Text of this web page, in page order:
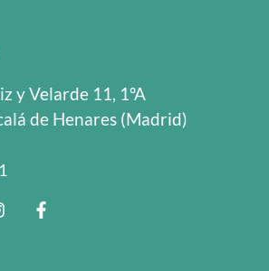
y Velarde 11, 1ºA
de Henares (Madrid)